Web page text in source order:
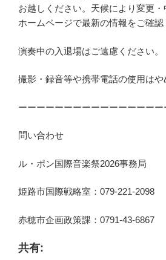
お越しください。天候により変更・
ホームページで最新の情報をご確認
演奏中の入退場はご遠慮ください。
撮影・録音等や携帯電話の使用はや
ーーーーーーーーーーーーーーーー
問い合わせ
ル・ポン国際音楽祭2026事務局
姫路市国際戦略室：079-221-2098
赤穂市企画政策課：0791-43-6867
共有: